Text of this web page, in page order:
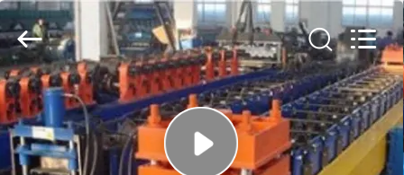
HUIS
PRODUCTEN
Famous
International
Trading
Co.,
Ltd.
All
Rights
Reserved.